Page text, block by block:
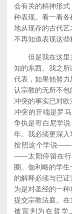
会有关的精神形
种表现。看一看
地从现存的古代
不再知道表现这些
但是我在这里
知的东西。我之
代表，如果他努
认宗教的无所不
冲突的事实已对
冲突的开端是罗
争执是哥白尼学
年。我必须更深入
按照这个学说——
——太阳停留在行
圈。伽利略的学
的解释必须与已
为是对圣经的一
提交宗教法庭。
被宣判为在哲学